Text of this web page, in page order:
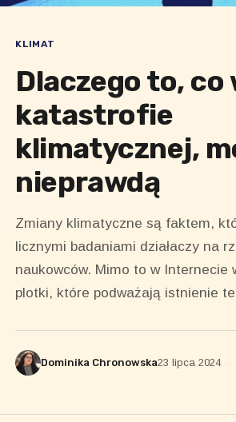
KLIMAT
Dlaczego to, co
katastrofie
klimatycznej,
nieprawdą
Zmiany klimatyczne są faktem,
licznymi badaniami działaczy na
naukowców. Mimo to w Internecie
plotki, które podważają istnienie
Dominika Chronowska23 lipca 2024 ·